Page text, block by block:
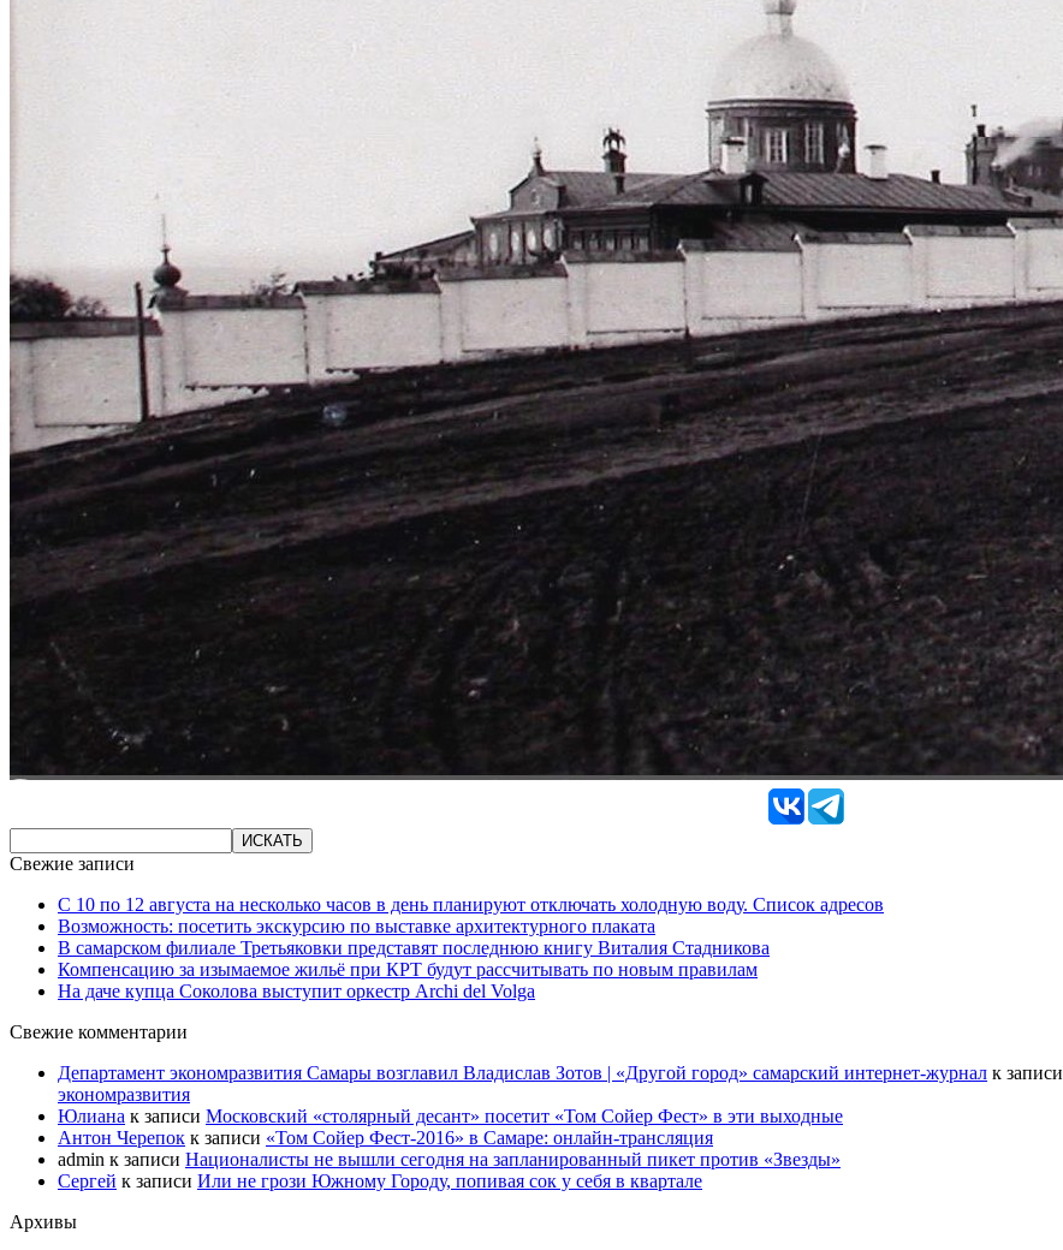
Свежие записи
С 10 по 12 августа на несколько часов в день планируют отключать холодную воду. Список адресов
Возможность: посетить экскурсию по выставке архитектурного плаката
В самарском филиале Третьяковки представят последнюю книгу Виталия Стадникова
Компенсацию за изымаемое жильё при КРТ будут рассчитывать по новым правилам
На даче купца Соколова выступит оркестр Archi del Volga
Свежие комментарии
Департамент экономразвития Самары возглавил Владислав Зотов | «Другой город» самарский интернет-журнал к записи
экономразвития
Юлиана к записи Московский «столярный десант» посетит «Том Сойер Фест» в эти выходные
Антон Черепок к записи «Том Сойер Фест-2016» в Самаре: онлайн-трансляция
admin к записи Националисты не вышли сегодня на запланированный пикет против «Звезды»
Сергей к записи Или не грози Южному Городу, попивая сок у себя в квартале
Архивы